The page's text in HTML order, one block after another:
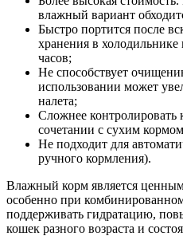
влажный вариант
Быстро портится после
хранения в холодильнике
часов;
Не способствует
использовании может
налета;
Сложнее контролировать
сочетании с сухим
Не подходит для
ручного кормления).
Влажный корм является
особенно при
поддерживать гидратацию,
кошек разного возраста и